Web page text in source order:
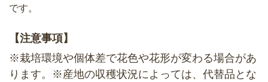
です。
【注意事項】
※栽培環境や個体差で花色や花形が変わる場合があ
ります。※産地の収穫状況によっては、代替品とな